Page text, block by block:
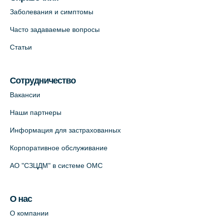
пр., 62к3 (официальный партнер)
+7 (812) 660-73-69
На карте
+7 (812) 986-98-91
На карте
Лабораторный терминал на
партнёр)
+7 (812) 498-10-30
Заболевания и симптомы
Часто задаваемые вопросы
Статьи
Сотрудничество
Вакансии
Наши партнеры
Информация для застрахованных
Корпоративное обслуживание
АО "СЗЦДМ" в системе ОМС
О нас
О компании